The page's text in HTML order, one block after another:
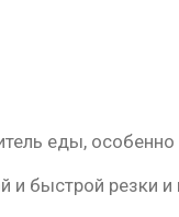
еды,
и быстрой резки